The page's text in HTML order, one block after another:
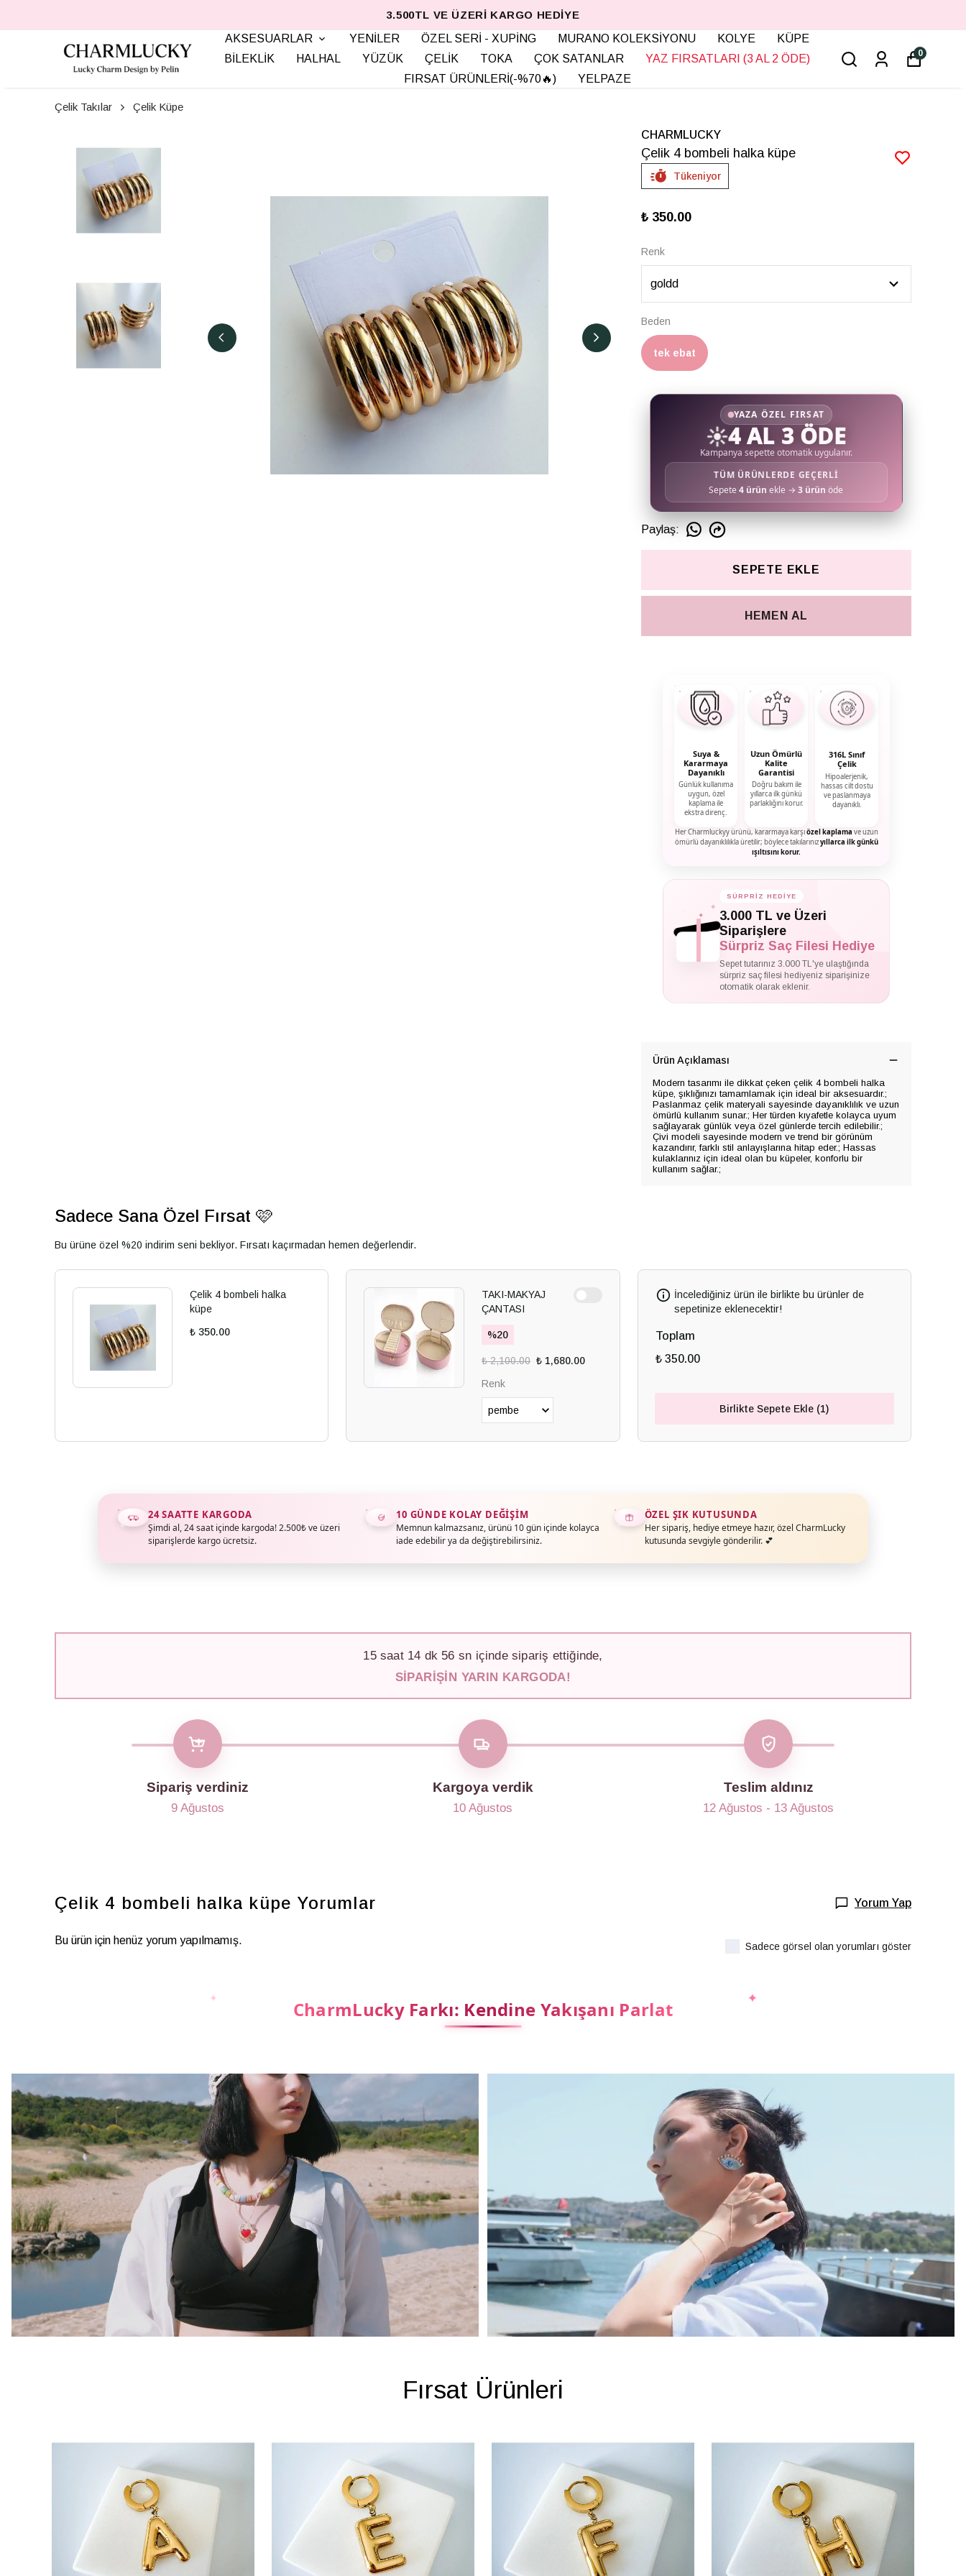
3.500TL VE ÜZERI KARGO HEDIYE
AKSESUARLAR
YENİLER ÖZEL SERİ - XUPİNG MURANO KOLEKSİYONU KOLYE
KÜPE
BİLEKLİK
HALHAL YÜZÜK ÇELİK TOKA ÇOK SATANLAR
YAZ FIRSATLARI (3 AL 2 ÖDE)
FIRSAT ÜRÜNLERİ(-%70🔥)
YELPAZE
0
Çelik Takılar Çelik Küpe
CHARMLUCKY
Çelik 4 bombeli halka küpe
Tükeniyor
₺ 350.00
Renk
Beden
tek ebat
YAZA ÖZEL FIRSAT
☀️4 AL 3 ÖDE
Kampanya sepette otomatik uygulanır.
TÜM ÜRÜNLERDE GEÇERLİ
Sepete4 ürün ekle →3 ürün öde
Paylaş:
SEPETE EKLE
HEMEN AL
Suya &
Kararmaya
Dayanıklı
Günlük kullanıma
uygun, özel
kaplama ile
ekstra direnç.
Uzun Ömürlü
Kalite
Garantisi
Doğru bakım ile
yıllarca ilk günkü
parlaklığını korur.
316L Sınıf
Çelik
Hipoalerjenik,
hassas cilt dostu
ve paslanmaya
dayanıklı.
Her Charmluckyy ürünü, kararmaya karşıözel kaplama ve uzun
ömürlü dayanıklılıkla üretilir; böylece takılarınızyıllarca ilk günkü
ışıltısını korur.
✦
✦
SÜRPRİZ HEDİYE
3.000 TL ve Üzeri
Siparişlere
Sürpriz Saç Filesi Hediye
Sepet tutarınız 3.000 TL'ye ulaştığında
sürpriz saç filesi hediyeniz siparişinize
otomatik olarak eklenir.
Ürün Açıklaması
Modern tasarımı ile dikkat çeken çelik 4 bombeli halka
küpe, şıklığınızı tamamlamak için ideal bir aksesuardır.;
Paslanmaz çelik materyali sayesinde dayanıklılık ve uzun
ömürlü kullanım sunar.; Her türden kıyafetle kolayca uyum
sağlayarak günlük veya özel günlerde tercih edilebilir.;
Çivi modeli sayesinde modern ve trend bir görünüm
kazandırır, farklı stil anlayışlarına hitap eder.; Hassas
kulaklarınız için ideal olan bu küpeler, konforlu bir
kullanım sağlar.;
Sadece Sana Özel Fırsat 🩷
Bu ürüne özel %20 indirim seni bekliyor. Fırsatı kaçırmadan hemen değerlendir.
Çelik 4 bombeli halka
küpe
₺ 350.00
TAKI-MAKYAJ
ÇANTASI
%20
₺ 2,100.00 ₺ 1,680.00
Renk
İncelediğiniz ürün ile birlikte bu ürünler de
sepetinize eklenecektir!
Toplam
₺ 350.00
Birlikte Sepete Ekle (1)
24 SAATTE KARGODA
Şimdi al, 24 saat içinde kargoda! 2.500₺ ve üzeri
siparişlerde kargo ücretsiz.
10 GÜNDE KOLAY DEĞIŞIM
Memnun kalmazsanız, ürünü 10 gün içinde kolayca
iade edebilir ya da değiştirebilirsiniz.
ÖZEL ŞIK KUTUSUNDA
Her sipariş, hediye etmeye hazır, özel CharmLucky
kutusunda sevgiyle gönderilir. 💕
15saat 14 dk 53 sn içinde sipariş ettiğinde,
SIPARIŞIN YARIN KARGODA!
Sipariş verdiniz
9 Ağustos
Kargoya verdik
10 Ağustos
Teslim aldınız
12 Ağustos - 13 Ağustos
Çelik 4 bombeli halka küpe Yorumlar Yorum Yap
Bu ürün için henüz yorum yapılmamış. Sadece görsel olan yorumları göster
CharmLucky Farkı: Kendine Yakışanı Parlat
Fırsat Ürünleri